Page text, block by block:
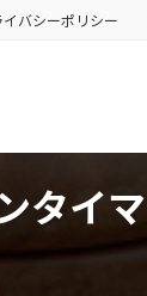
イバシーポリシー
タイ